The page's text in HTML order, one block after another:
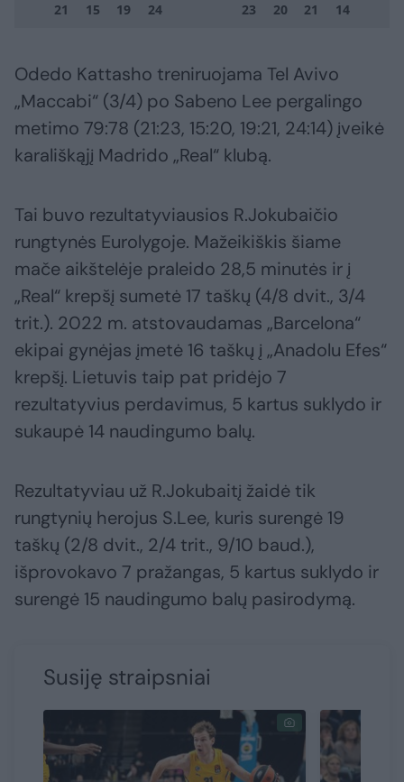
21
15 19 24
23
20 21 14
Odedo Kattasho treniruojama Tel Avivo
„Maccabi“ (3/4) po Sabeno Lee pergalingo
metimo 79:78 (21:23, 15:20, 19:21, 24:14) įveikė
karališkąjį Madrido „Real“ klubą.
Tai buvo rezultatyviausios R.Jokubaičio
rungtynės Eurolygoje. Mažeikiškis šiame
mače aikštelėje praleido 28,5 minutės ir į
„Real“ krepšį sumetė 17 taškų (4/8 dvit., 3/4
trit.). 2022 m. atstovaudamas „Barcelona“
ekipai gynėjas įmetė 16 taškų į „Anadolu Efes“
krepšį. Lietuvis taip pat pridėjo 7
rezultatyvius perdavimus, 5 kartus suklydo ir
sukaupė 14 naudingumo balų.
Rezultatyviau už R.Jokubaitį žaidė tik
rungtynių herojus S.Lee, kuris surengė 19
taškų (2/8 dvit., 2/4 trit., 9/10 baud.),
išprovokavo 7 pražangas, 5 kartus suklydo ir
surengė 15 naudingumo balų pasirodymą.
Susiję straipsniai